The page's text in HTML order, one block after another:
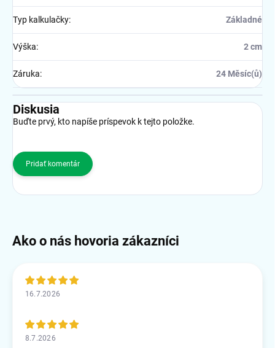
Typ kalkulačky: Základné
Výška: 2 cm
Záruka: 24 Měsíc(ů)
Diskusia
Buďte prvý, kto napíše príspevok k tejto položke.
Pridať komentár
16.7.2026
8.7.2026